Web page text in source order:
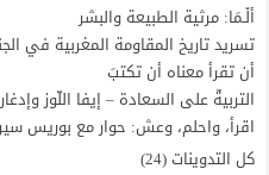
أَلْـمَا: مرثية الطبيعة والبشر
تسريد تاريخ المقاومة المغربية في
أن تقرأَ معناه أن تكتبَ
التربيةٌ على السعادة – إيفا اللّوز
اقرأ، واحلم، وعش: حوار مع بوريس
كل التدوينات (24)